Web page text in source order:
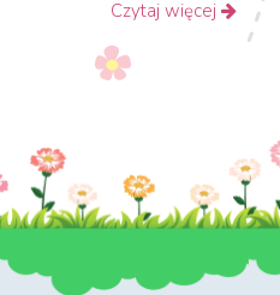
Czytaj więcej